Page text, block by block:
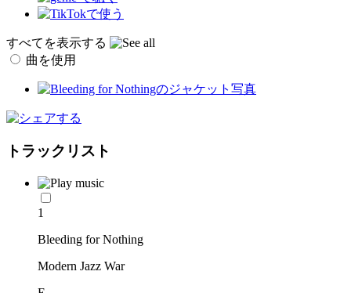
すべてを表示する
曲を使用
トラックリスト
1
Bleeding for Nothing
Modern Jazz War